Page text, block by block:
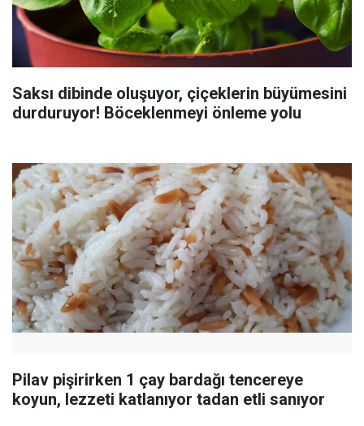
Saksı dibinde oluşuyor, çiçeklerin büyümesini
durduruyor! Böceklenmeyi önleme yolu
Pilav pişirirken 1 çay bardağı tencereye
koyun, lezzeti katlanıyor tadan etli sanıyor